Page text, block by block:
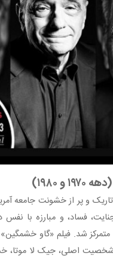
تاریک و پر از خشونت جامعه
فساد، و مبارزه با نفس
(۱۹۸۰) و «رفقای خوب» (۱۹۹۰) متمرکز شد.
شخصیت اصلی، جیک لا موتا،